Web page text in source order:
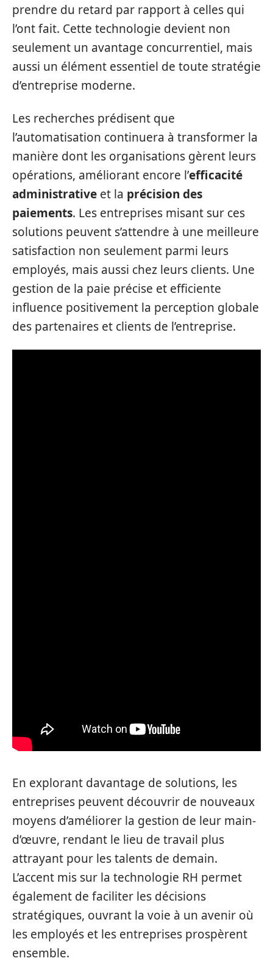
prendre du retard par rapport à celles qui
l’ont fait. Cette technologie devient non
seulement un avantage concurrentiel, mais
aussi un élément essentiel de toute stratégie
d’entreprise moderne.
Les recherches prédisent que
l’automatisation continuera à transformer la
manière dont les organisations gèrent leurs
opérations, améliorant encore l’efficacité
administrative et la précision des
paiements. Les entreprises misant sur ces
solutions peuvent s’attendre à une meilleure
satisfaction non seulement parmi leurs
employés, mais aussi chez leurs clients. Une
gestion de la paie précise et efficiente
influence positivement la perception globale
des partenaires et clients de l’entreprise.
En explorant davantage de solutions, les
entreprises peuvent découvrir de nouveaux
moyens d’améliorer la gestion de leur main-
d’œuvre, rendant le lieu de travail plus
attrayant pour les talents de demain.
L’accent mis sur la technologie RH permet
également de faciliter les décisions
stratégiques, ouvrant la voie à un avenir où
les employés et les entreprises prospèrent
ensemble.